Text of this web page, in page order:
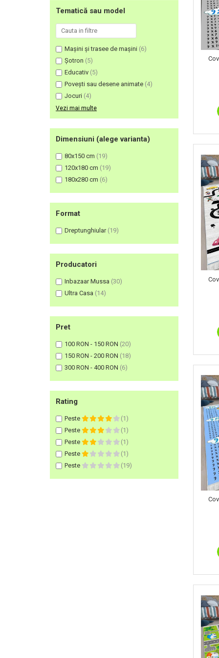
Huse de protecție
Huse de protecție scaun
Prosoape de baie
Electrocasnice
Cântare electronice
Produse de cult religios
Tematică sau model
Mașini și trasee de mașini (6)
Șotron (5)
Educativ (5)
Povești sau desene animate (4)
Jocuri (4)
Vezi mai multe
Dimensiuni (alege varianta)
80x150 cm (19)
120x180 cm (19)
180x280 cm (6)
Format
Dreptunghiular (19)
Producatori
Inbazaar Mussa (30)
Ultra Casa (14)
Pret
100 RON - 150 RON (20)
150 RON - 200 RON (18)
300 RON - 400 RON (6)
Rating
Peste
(1)
Peste
(1)
Peste
(1)
Peste
(1)
Peste
(19)